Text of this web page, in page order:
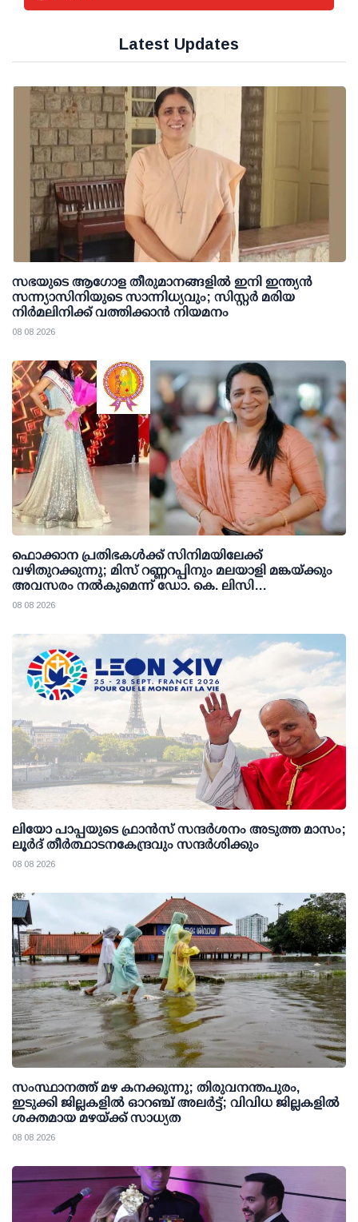
Latest Updates
സഭയുടെ ആഗോള തീരുമാനങ്ങളിൽ ഇനി ഇന്ത്യൻ
സന്ന്യാസിനിയുടെ സാന്നിധ്യവും; സിസ്റ്റർ മരിയ
നിർമലിനിക്ക് വത്തിക്കാൻ നിയമനം
08 08 2026
ഫൊക്കാന പ്രതിഭകള്‍ക്ക് സിനിമയിലേക്ക്
വഴിതുറക്കുന്നു; മിസ് റണ്ണറപ്പിനും മലയാളി മങ്കയ്ക്കും
അവസരം നല്‍കുമെന്ന് ഡോ. കെ. ലിസി
ഫെര്‍ണാണ്ടസ്
08 08 2026
ലിയോ പാപ്പയുടെ ഫ്രാൻസ് സന്ദർശനം അടുത്ത മാസം;
ലൂർദ് തീർത്ഥാടനകേന്ദ്രവും സന്ദർശിക്കും
08 08 2026
സംസ്ഥാനത്ത് മഴ കനക്കുന്നു; തിരുവനന്തപുരം,
ഇടുക്കി ജില്ലകളിൽ ഓറഞ്ച് അലർട്ട്; വിവിധ ജില്ലകളിൽ
ശക്തമായ മഴയ്ക്ക് സാധ്യത
08 08 2026